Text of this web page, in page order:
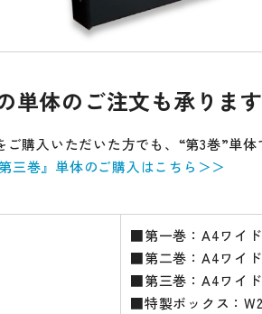
単体のご注文も承ります
ご購入いただいた方でも、“第3巻”単体
三巻』単体のご購入はこちら＞＞
■第一巻：A4ワイ
■第二巻：A4ワイ
■第三巻：A4ワイ
■特製ボックス：